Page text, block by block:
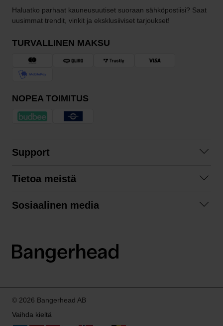
Haluatko parhaat kauneusuutiset suoraan sähköpostiisi? Saat
uusimmat trendit, vinkit ja eksklusiiviset tarjoukset!
TURVALLINEN MAKSU
NOPEA TOIMITUS
Support
Tilausehdot
Tietoa meistä
Sosiaalinen media
LinkedIn
© 2026 Bangerhead AB
Vaihda kieltä